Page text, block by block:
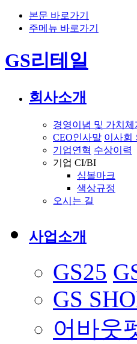
본문 바로가기
주메뉴 바로가기
GS리테일
회사소개
경영이념 및 가치체
CEO인사말 이사회
기업연혁 수상이력
기업 CI/BI
심볼마크
색상규정
오시는 길
사업소개
GS25
GS
어바웃